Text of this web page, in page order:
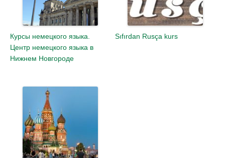
Курсы немецкого языка.
Центр немецкого языка в
Нижнем Новгороде
Sıfırdan Rusça kurs